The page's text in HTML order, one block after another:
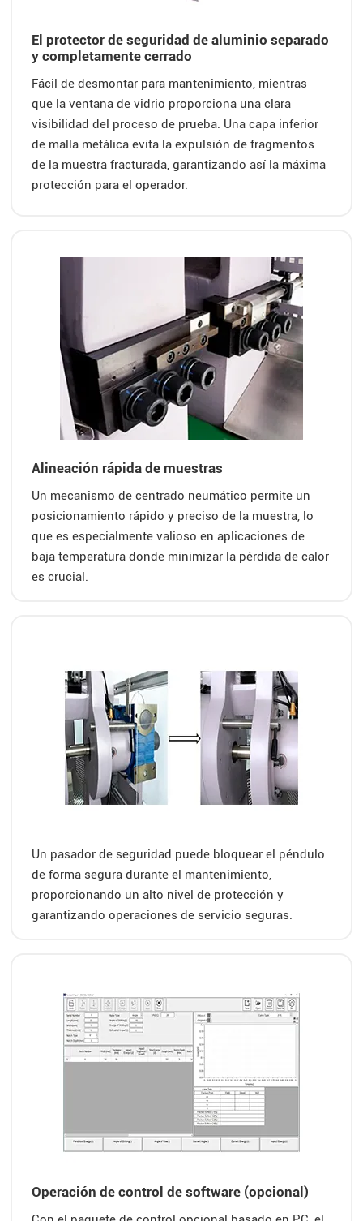
El protector de seguridad de aluminio separado
y completamente cerrado
Fácil de desmontar para mantenimiento, mientras
que la ventana de vidrio proporciona una clara
visibilidad del proceso de prueba. Una capa inferior
de malla metálica evita la expulsión de fragmentos
de la muestra fracturada, garantizando así la máxima
protección para el operador.
Alineación rápida de muestras
Un mecanismo de centrado neumático permite un
posicionamiento rápido y preciso de la muestra, lo
que es especialmente valioso en aplicaciones de
baja temperatura donde minimizar la pérdida de calor
es crucial.
Un pasador de seguridad puede bloquear el péndulo
de forma segura durante el mantenimiento,
proporcionando un alto nivel de protección y
garantizando operaciones de servicio seguras.
Operación de control de software (opcional)